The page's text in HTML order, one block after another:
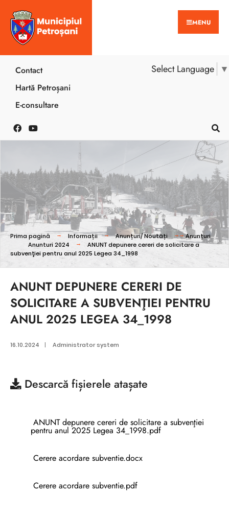
MENU
Select Language ▼
Contact
Hartă Petroșani
E-consultare
Prima pagină Informații Anunțuri/ Noutăți
Anunțuri
Anunturi 2024
ANUNT depunere cereri de solicitare a
subvenţiei pentru anul 2025 Legea 34_1998
ANUNT DEPUNERE CERERI DE
SOLICITARE A SUBVENŢIEI PENTRU
ANUL 2025 LEGEA 34_1998
16.10.2024 | Administrator system
Descarcă fișierele atașate
ANUNT depunere cereri de solicitare a subvenţiei
pentru anul 2025 Legea 34_1998.pdf
Cerere acordare subventie.docx
Cerere acordare subventie.pdf